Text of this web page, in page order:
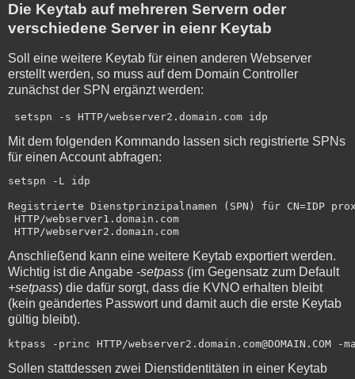
Die Keytab auf mehreren Servern oder
verschiedene Server in eienr Keytab
Soll eine weitere Keytab für einen anderen Webserver
erstellt werden, so muss auf dem Domain Controller
zunächst der SPN ergänzt werden:
setspn -s HTTP/webserver2.domain.com idp
Mit dem folgenden Kommando lassen sich registrierte SPNs
für einen Account abfragen:
setspn -L idp
Registrierte Dienstprinzipalnamen (SPN) für CN=IDP proxy
HTTP/webserver1.domain.com
HTTP/webserver2.domain.com
Anschließend kann eine weitere Keytab exportiert werden.
Wichtig ist die Angabe -setpass (im Gegensatz zum Default
+setpass) die dafür sorgt, dass die KVNO erhalten bleibt
(kein geändertes Passwort und damit auch die erste Keytab
gültig bleibt).
ktpass -princ HTTP/
Sollen stattdessen zwei Dienstidentitäten in einer Keytab